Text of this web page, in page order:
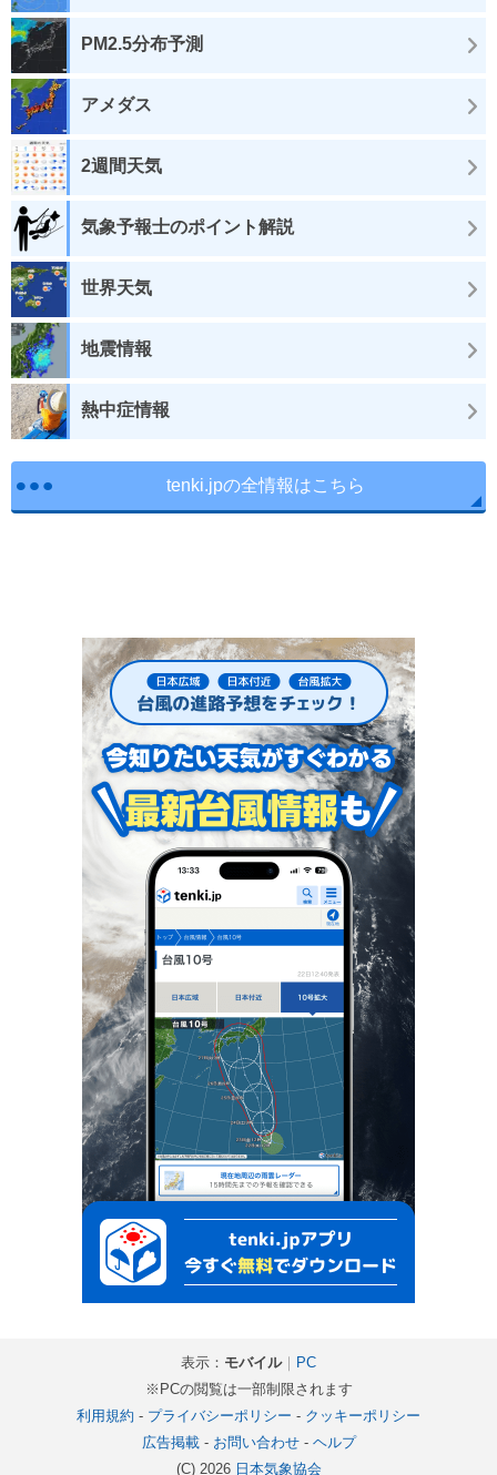
PM2.5分布予測
アメダス
2週間天気
気象予報士のポイント解説
世界天気
地震情報
熱中症情報
tenki.jpの全情報はこちら
表示： モバイル｜
PC
※PCの閲覧は一部制限されます
利用規約 - プライバシーポリシー - クッキーポリシー
広告掲載- お問い合わせ- ヘルプ
(C) 2026 日本気象協会